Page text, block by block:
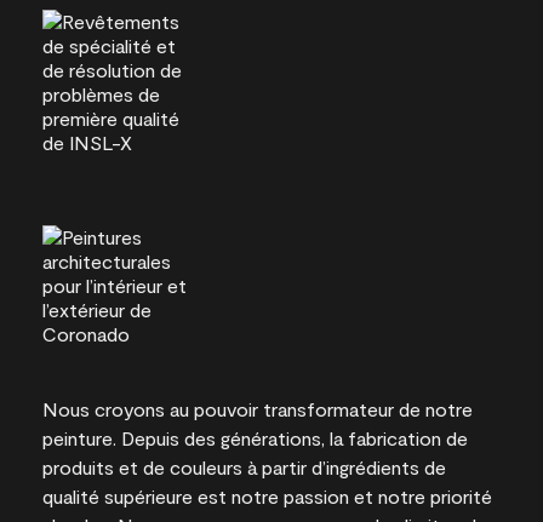
Nous croyons au pouvoir transformateur de notre
peinture. Depuis des générations, la fabrication de
produits et de couleurs à partir d’ingrédients de
qualité supérieure est notre passion et notre priorité